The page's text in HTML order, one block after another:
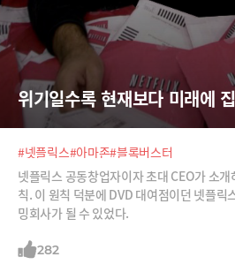
위기일수록 현재보다 미래에
#넷플릭스#아마존#블록버스터
넷플릭스 공동창업자이자 초대 CEO가 소
칙. 이 원칙 덕분에 DVD 대여점이던 넷플릭
밍회사가 될 수 있었다.
282